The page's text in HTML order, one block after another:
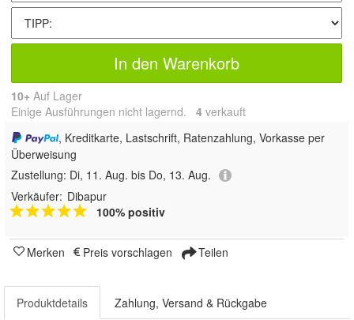
In den Warenkorb
10+ Auf Lager
Einige Ausführungen nicht lagernd. 4 verkauft
, Kreditkarte, Lastschrift, Ratenzahlung, Vorkasse per
Überweisung
Zustellung: Di, 11. Aug. bis Do, 13. Aug.
Verkäufer: Dibapur
100% positiv
Merken Preis vorschlagen Teilen
Produktdetails Zahlung, Versand & Rückgabe